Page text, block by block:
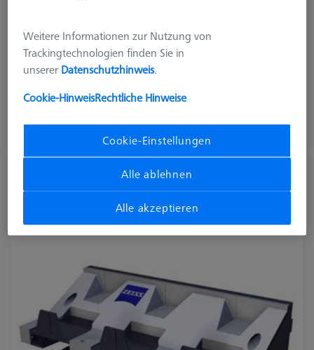
Produktart
Tasterablage
Anwendung
Lagern
397,00 €
Tasterablage (3-fach) für VAST XXT
Wechselteller
Weitere Informationen zur Nutzung von
Trackingtechnologien finden Sie in
unserer Datenschutzhinweis.
Cookie-HinweisRechtliche Hinweise
Cookie-Einstellungen
Alle ablehnen
Alle akzeptieren